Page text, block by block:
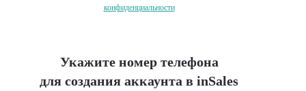
конфиденциальности
Укажите номер телефона
для создания аккаунта в inSales